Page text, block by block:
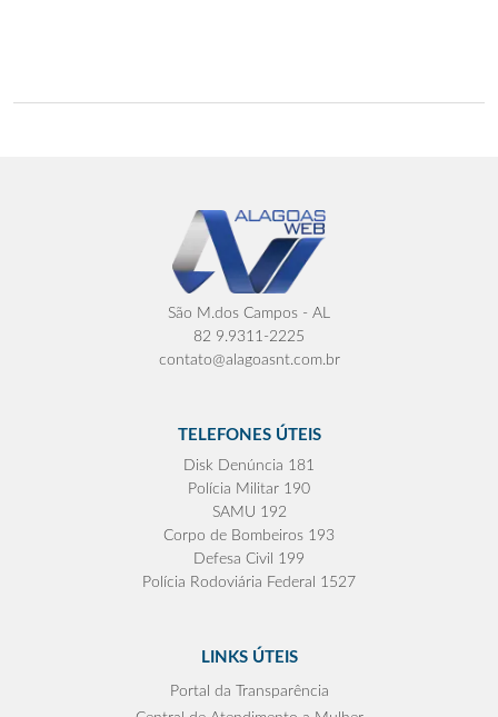
São M.dos Campos - AL
82 9.9311-2225
contato@alagoasnt.com.br
TELEFONES ÚTEIS
Disk Denúncia 181
Polícia Militar 190
SAMU 192
Corpo de Bombeiros 193
Defesa Civil 199
Polícia Rodoviária Federal 1527
LINKS ÚTEIS
Portal da Transparência